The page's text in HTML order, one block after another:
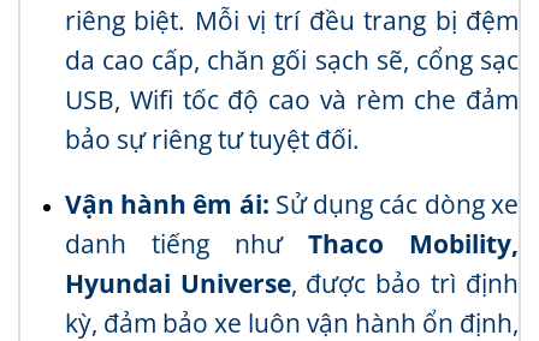
riêng biệt. Mỗi vị trí đều trang bị đệm
da cao cấp, chăn gối sạch sẽ, cổng sạc
USB, Wifi tốc độ cao và rèm che đảm
bảo sự riêng tư tuyệt đối.
Vận hành êm ái: Sử dụng các dòng xe
danh tiếng như Thaco Mobility,
Hyundai Universe, được bảo trì định
kỳ, đảm bảo xe luôn vận hành ổn định,